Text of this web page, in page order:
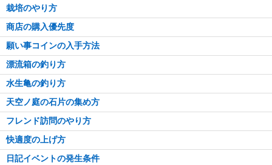
栽培のやり方
商店の購入優先度
願い事コインの入手方法
漂流箱の釣り方
水生亀の釣り方
天空ノ庭の石片の集め方
フレンド訪問のやり方
快適度の上げ方
日記イベントの発生条件